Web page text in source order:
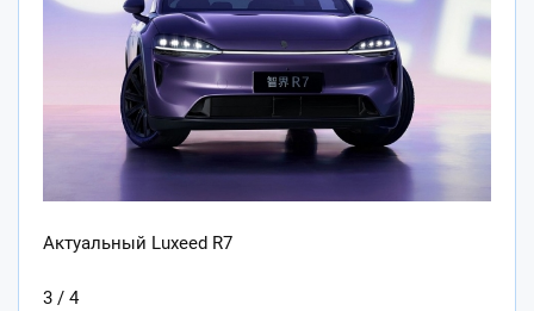
Актуальный Luxeed R7
3 / 4